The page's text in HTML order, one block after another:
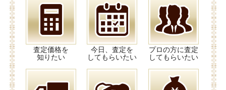
査定価格を
知りたい
今日、査定を
してもらいたい
プロの方に査定
してもらいたい